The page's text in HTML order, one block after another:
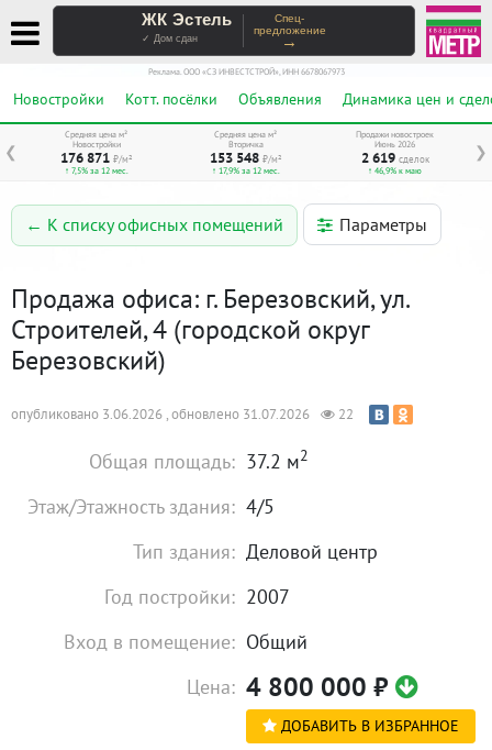
ЖК Эстель
✓ Дом сдан
Спец-
предложение
→
Реклама. ООО «СЗ ИНВЕСТСТРОЙ», ИНН 6678067973
Новостройки Котт. посёлки Объявления Динамика цен и
❮ ❯
Средняя цена м²
Новостройки
176 871 ₽/м²
↑ 7,5% за 12 мес.
Средняя цена м²
Вторичка
153 548 ₽/м²
↑ 17,9% за 12 мес.
Продажи новостроек
Июнь 2026
2 619 сделок
↑ 46,9% к маю
← К списку офисных помещений Параметры
Продажа офиса: г. Березовский, ул.
Строителей, 4 (городской округ
Березовский)
опубликовано 3.06.2026 , обновлено 31.07.2026 22
Общая площадь: 37.2 м2
Этаж/Этажность здания: 4/5
Тип здания: Деловой центр
Год постройки: 2007
Вход в помещение: Общий
Цена: 4 800 000 ₽
ДОБАВИТЬ В ИЗБРАННОЕ